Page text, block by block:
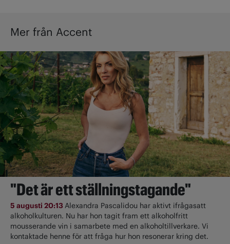
Mer från Accent
"Det är ett ställningstagande"
5 augusti 20:13Alexandra Pascalidou har aktivt ifrågasatt
alkoholkulturen. Nu har hon tagit fram ett alkoholfritt
mousserande vin i samarbete med en alkoholtillverkare. Vi
kontaktade henne för att fråga hur hon resonerar kring det.